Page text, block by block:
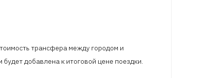
трансфера между городом и
добавлена к итоговой цене поездки.